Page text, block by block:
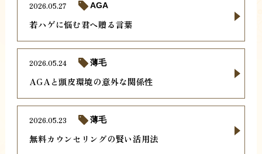
若ハゲに悩む君へ贈る言葉
2026.05.27 AGA
AGAと頭皮環境の意外な関係性
2026.05.24 薄毛
無料カウンセリングの賢い活用法
2026.05.23 薄毛